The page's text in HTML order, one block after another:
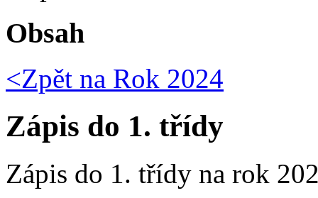
Obsah
<Zpět na Rok 2024
Zápis do 1. třídy
Zápis do 1. třídy na rok